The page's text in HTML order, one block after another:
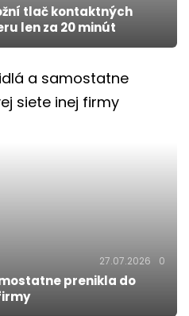
tlač kontaktných
len za 20 minút
27.07.2026 0
prenikla do